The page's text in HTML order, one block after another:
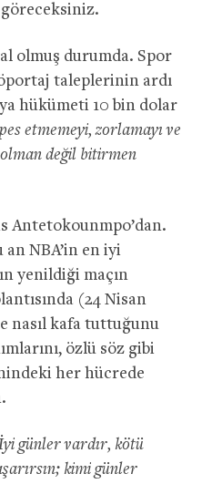
olmuş durumda. Spor
taleplerinin ardı
hükümeti 10 bin dolar
etmemeyi, zorlamayı ve
değil bitirmen
Antetokounmpo’dan.
NBA’in en iyi
yenildiği maçın
(24 Nisan
nasıl kafa tuttuğunu
özlü söz gibi
her hücrede
günler vardır, kötü
kimi günler